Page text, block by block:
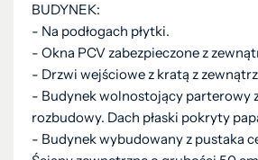
BUDYNEK:
- Na podłogach płytki.
- Okna PCV zabezpieczone z
- Drzwi wejściowe z kratą z
- Budynek wolnostojący parterowy
rozbudowy. Dach płaski pokryty
- Budynek wybudowany z pustaka